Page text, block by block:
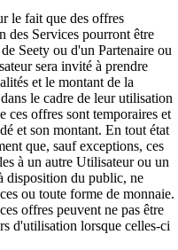
le fait que des offres
des Services pourront être
Seety ou d'un Partenaire ou
sera invité à prendre
et le montant de la
le cadre de leur utilisation
ces offres sont temporaires et
et son montant. En tout état
que, sauf exceptions, ces
à un autre Utilisateur ou un
disposition du public, ne
ou toute forme de monnaie.
offres peuvent ne pas être
d'utilisation lorsque celles-ci